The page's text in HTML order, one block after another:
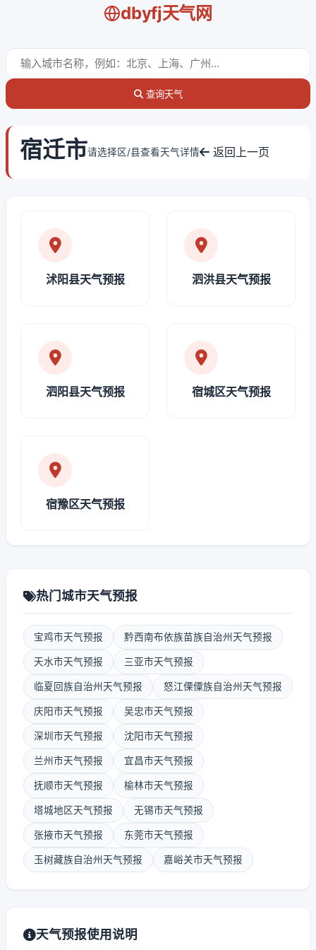
dbyfj天气网
查询天气
宿迁市请选择区/县查看天气详情 返回上一页
沭阳县天气预报 泗洪县天气预报
泗阳县天气预报 宿城区天气预报
宿豫区天气预报
热门城市天气预报
宝鸡市天气预报 黔西南布依族苗族自治州天气预报
天水市天气预报 三亚市天气预报
临夏回族自治州天气预报 怒江傈僳族自治州天气预报
庆阳市天气预报 吴忠市天气预报
深圳市天气预报 沈阳市天气预报
兰州市天气预报 宜昌市天气预报
抚顺市天气预报 榆林市天气预报
塔城地区天气预报 无锡市天气预报
张掖市天气预报 东莞市天气预报
玉树藏族自治州天气预报 嘉峪关市天气预报
天气预报使用说明